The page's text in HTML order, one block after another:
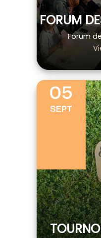
FORUM
Forum
05
SEPT